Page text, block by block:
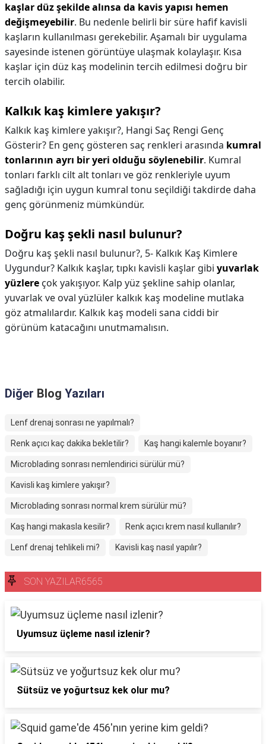
kaşlar düz şekilde alınsa da kavis yapısı hemen
değişmeyebilir. Bu nedenle belirli bir süre hafif kavisli
kaşların kullanılması gerekebilir. Aşamalı bir uygulama
sayesinde istenen görüntüye ulaşmak kolaylaşır. Kısa
kaşlar için düz kaş modelinin tercih edilmesi doğru bir
tercih olabilir.
Kalkık kaş kimlere yakışır?
Kalkık kaş kimlere yakışır?, Hangi Saç Rengi Genç
Gösterir? En genç gösteren saç renkleri arasında kumral
tonlarının ayrı bir yeri olduğu söylenebilir. Kumral
tonları farklı cilt alt tonları ve göz renkleriyle uyum
sağladığı için uygun kumral tonu seçildiği takdirde daha
genç görünmeniz mümkündür.
Doğru kaş şekli nasıl bulunur?
Doğru kaş şekli nasıl bulunur?, 5- Kalkık Kaş Kimlere
Uygundur? Kalkık kaşlar, tıpkı kavisli kaşlar gibi yuvarlak
yüzlere çok yakışıyor. Kalp yüz şekline sahip olanlar,
yuvarlak ve oval yüzlüler kalkık kaş modeline mutlaka
göz atmalılardır. Kalkık kaş modeli sana ciddi bir
görünüm katacağını unutmamalısın.
Diğer Blog Yazıları
Lenf drenaj sonrası ne yapılmalı?
Renk açıcı kaç dakika bekletilir? Kaş hangi kalemle boyanır?
Microblading sonrası nemlendirici sürülür mü?
Kavisli kaş kimlere yakışır?
Microblading sonrası normal krem sürülür mü?
Kaş hangi makasla kesilir? Renk açıcı krem nasıl kullanılır?
Lenf drenaj tehlikeli mi? Kavisli kaş nasıl yapılır?
SON YAZILAR6565
Uyumsuz üçleme nasıl izlenir?
Sütsüz ve yoğurtsuz kek olur mu?